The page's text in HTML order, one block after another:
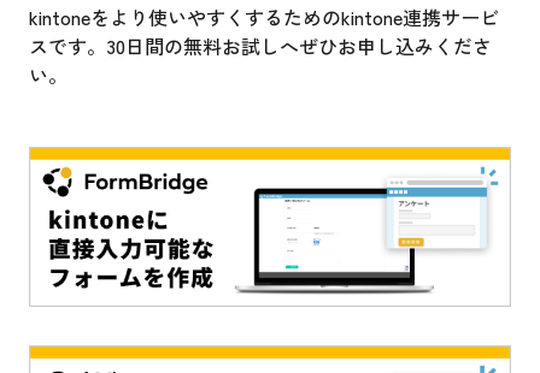
kintoneをより使いやすくするためのkintone連携サービ
スです。30日間の無料お試しへぜひお申し込みくださ
い。